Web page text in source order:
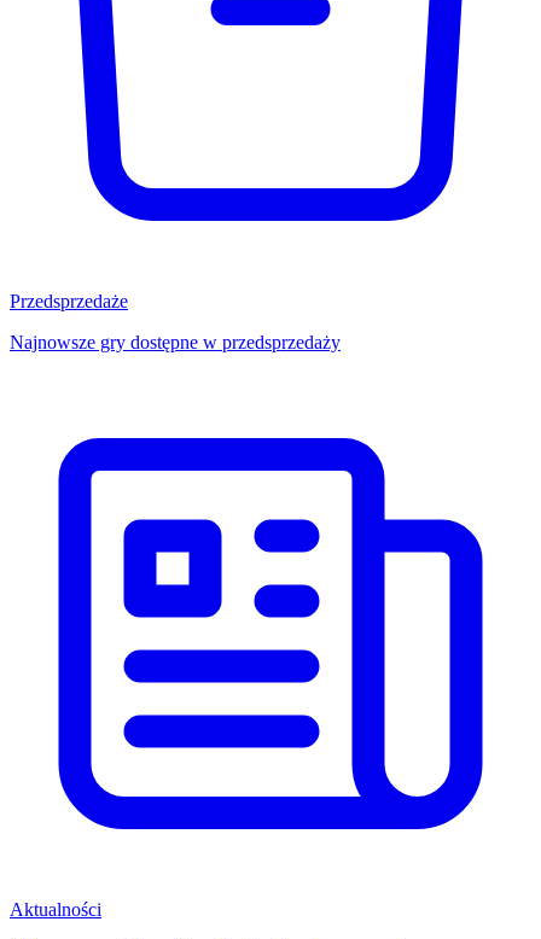
Przedsprzedaże
Najnowsze gry dostępne w przedsprzedaży
Aktualności